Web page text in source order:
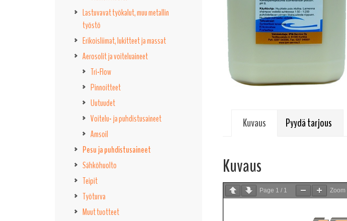
Kuvaus Pyydä tarjous
Kuvaus
Page 1 / 1 Zoom
Lastuvavat työkalut, muu metallin
työstö
Erikoisliimat, lukitteet ja massat
Aerosolit ja voiteluaineet
Tri-Flow
Pinnoitteet
Uutuudet
Voitelu- ja puhdistusaineet
Amsoil
Pesu ja puhdistusaineet
Sähköhuolto
Teipit
Työturva
Muut tuotteet